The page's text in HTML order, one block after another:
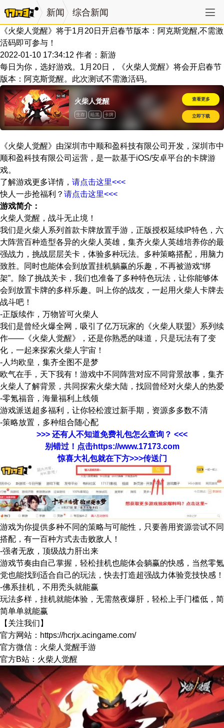
新闻 综合新闻
《火柴人觉醒》将于1月20日开启春节版本：阿克斯觉醒,不需激
活码即可参与！
2022-01-10 17:34:12 作者：新游
每日为你，选好游戏。1月20日，《火柴人觉醒》将会开启春节
版本：阿克斯觉醒。此次测试不需激活码。
火柴人觉醒
生存 暗黑 卡牌
查看更多
立即下载
《火柴人觉醒》由深圳市中顺和盈科技有限公司开发，深圳市中
顺和盈科技有限公司运营，是一款基于iOS/安卓平台的卡牌游
戏。
了解游戏更多详情， 请点击这里<<<
快人一步抢福利？ 请点击这里<<<
游戏简介：
火柴人觉醒，战斗无止境！
我们是火柴人系列首款卡牌放置手游，正版授权延续IP特色，六
大阵营百种造型各异的火柴人英雄，集齐火柴人英雄培养你的最
强战力，挑战层层关卡，体验多种玩法。多种策略搭配，用脑力
致胜。同时也能体会到放置挂机躺赢的乐趣，不再被游戏“绑
架”。除了挑战关卡，我们也准备了多种特色玩法，让你能够体
会到放置卡牌的多样乐趣。叫上你的战友，一起用火柴人卡牌去
战斗吧！
-正版续作，万物皆可火柴人
我们是曾经火爆全网，吸引了亿万玩家的《火柴人联盟》系列续
作——《火柴人觉醒》，还是你熟悉的味道，只是玩法有了变
化，一起来探索火柴人宇宙！
-人均欧皇，集齐全图不是梦
欧气在手，天下我有！游戏中不同阵营对应不同背景故事，集齐
火柴人了解背景，共同探索火柴大陆，找回曾经对火柴人的热爱
-零氪福音，海量福利上线领
游戏派送超多福利，让你轻松渡过新手期，资源多多数不清
-策略放置，多种组合随心配
>>> 还有人不知道免费礼包怎么查询？ <<<
别错过！点击https://www.17173.com
惊喜大礼包就在下方>>>传送门
游戏为你提供多种不同的策略与可能性，只要善用资源尝试不同
搭配，有一百种方式去击败敌人！
-强者无敌，顶级战力肝出来
游戏节奏由自己掌握，轻松挂机也能体会躺赢的快感，当然零氪
党也能找到适合自己的玩法，快去打造超强战力体验竞技快感！
-佛系挂机，不用秃头就能赢
玩法多样，挂机就能体验，无需熬夜爆肝，轻松上手门槛低，简
简单单就能赢
【关注我们】
官方网站：https://hcrjx.acingame.com/
官方微信：火柴人觉醒手游
官方B站：火柴人觉醒